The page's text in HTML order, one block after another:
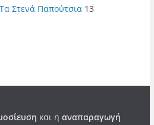
Στενά Παπούτσια 13
και η αναπαραγωγή